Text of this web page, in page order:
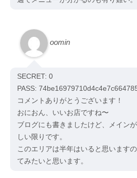
oomin
SECRET: 0
PASS:
コメントありがとうございます！
おにおん、いいお店ですね〜
ブログにも書きましたけど、メイン
しい限りです。
このエリアは半年はいると思います
てみたいと思います。